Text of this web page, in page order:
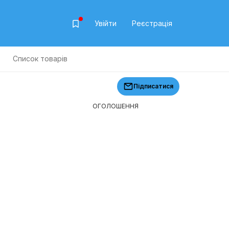
Увійти Реєстрація
Список товарів
Підписатися
ОГОЛОШЕННЯ